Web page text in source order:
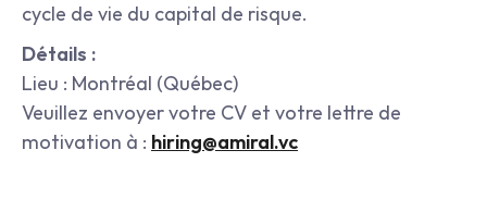
cycle de vie du capital de risque.
Détails :
Lieu : Montréal (Québec)
Veuillez envoyer votre CV et votre lettre de
motivation à : hiring@amiral.vc